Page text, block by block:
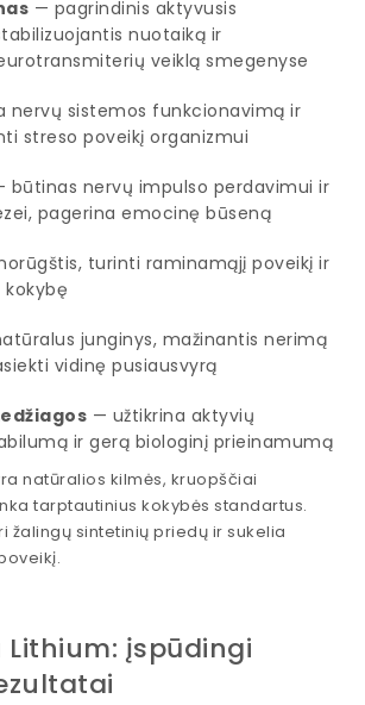
— pagrindinis aktyvusis
nuotaiką ir
veiklą smegenyse
nervų sistemos funkcionavimą ir
streso poveikį organizmui
būtinas nervų impulso perdavimui ir
pagerina emocinę būseną
turinti raminamąjį poveikį ir
junginys, mažinantis nerimą
vidinę pusiausvyrą
— užtikrina aktyvių
ir gerą biologinį prieinamumą
natūralios kilmės, kruopščiai
tarptautinius kokybės standartus.
žalingų sintetinių priedų ir sukelia
Lithium: įspūdingi